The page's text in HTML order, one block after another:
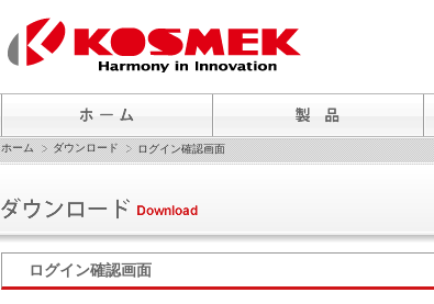
ホーム ダウンロード ログイン確認画面
ログイン確認画面